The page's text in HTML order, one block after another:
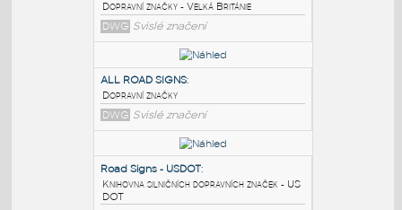
PODOBNÉ BLOKY
Alot Of Road Signs 1
Dopravní značky - Velká Británie
DWG Svislé značení